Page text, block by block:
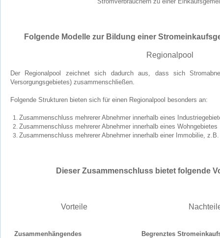
Folgende Modelle zur Bildung einer
Regionalpool
Der Regionalpool zeichnet sich dadurch aus, dass sich
Versorgungsgebietes) zusammenschließen.
Folgende Strukturen bieten sich für einen Regionalpool besonders an:
Zusammenschluss mehrerer Abnehmer innerhalb eines
Zusammenschluss mehrerer Abnehmer innerhalb eines Wohngebietes
Zusammenschluss mehrerer Abnehmer innerhalb einer Immobilie,
Dieser Zusammenschluss bietet folgende
Vorteile
Zusammenhängendes
Begrenztes